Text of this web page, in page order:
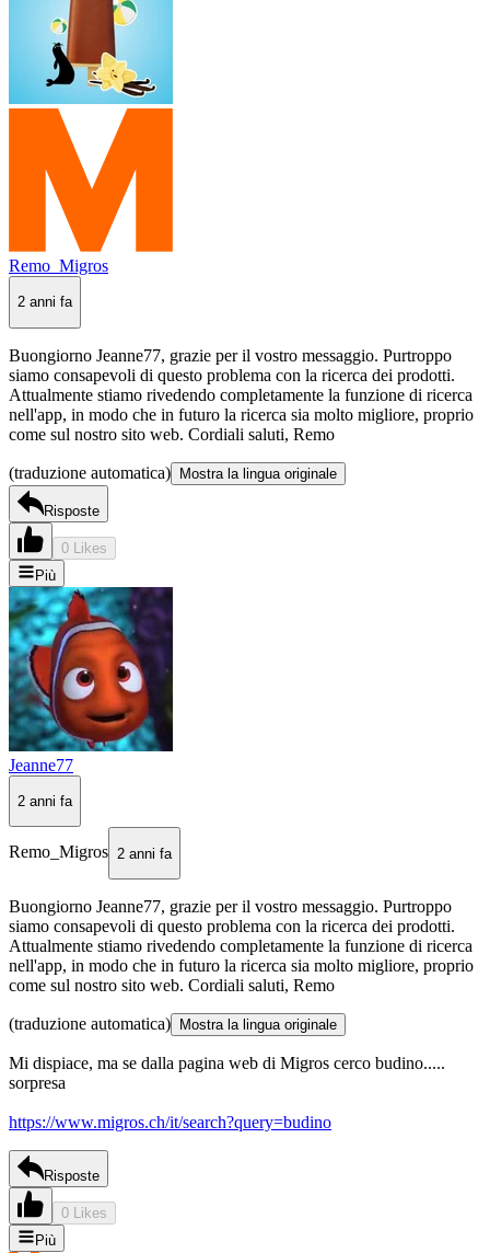
Remo_Migros
2 anni fa
Buongiorno Jeanne77, grazie per il vostro messaggio. Purtroppo
siamo consapevoli di questo problema con la ricerca dei prodotti.
Attualmente stiamo rivedendo completamente la funzione di ricerca
nell'app, in modo che in futuro la ricerca sia molto migliore, proprio
come sul nostro sito web. Cordiali saluti, Remo
(traduzione automatica) Mostra la lingua originale
Risposte
0 Likes
Più
Jeanne77
2 anni fa
Remo_Migros 2 anni fa
Buongiorno Jeanne77, grazie per il vostro messaggio. Purtroppo
siamo consapevoli di questo problema con la ricerca dei prodotti.
Attualmente stiamo rivedendo completamente la funzione di ricerca
nell'app, in modo che in futuro la ricerca sia molto migliore, proprio
come sul nostro sito web. Cordiali saluti, Remo
(traduzione automatica) Mostra la lingua originale
Mi dispiace, ma se dalla pagina web di Migros cerco budino.....
sorpresa
https://www.migros.ch/it/search?query=budino
Risposte
0 Likes
Più